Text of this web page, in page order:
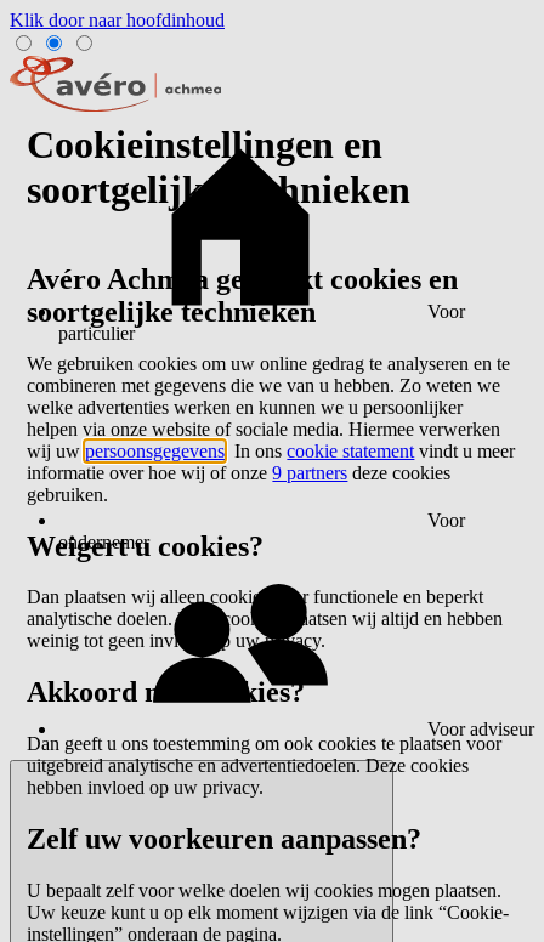
Klik door naar hoofdinhoud
Voor
particulier
Voor
ondernemer
Voor adviseur
Cookieinstellingen en
soortgelijke technieken
Avéro Achmea gebruikt cookies en
soortgelijke technieken
We gebruiken cookies om uw online gedrag te analyseren en te
combineren met gegevens die we van u hebben. Zo weten we
welke advertenties werken en kunnen we u persoonlijker
helpen via onze website of sociale media. Hiermee verwerken
wij uwpersoonsgegevens . In onscookie statement vindt u meer
informatie over hoe wij of onze9 partners deze cookies
gebruiken.
Weigert u cookies?
Dan plaatsen wij alleen cookies voor functionele en beperkt
analytische doelen. Deze cookies plaatsen wij altijd en hebben
weinig tot geen invloed op uw privacy.
Akkoord met cookies?
Dan geeft u ons toestemming om ook cookies te plaatsen voor
uitgebreid analytische en advertentiedoelen. Deze cookies
hebben invloed op uw privacy.
Zelf uw voorkeuren aanpassen?
U bepaalt zelf voor welke doelen wij cookies mogen plaatsen.
Uw keuze kunt u op elk moment wijzigen via de link “Cookie-
instellingen” onderaan de pagina.